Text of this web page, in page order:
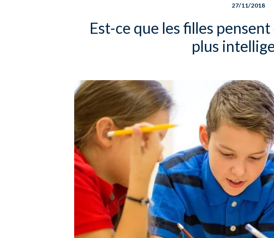
27/11/2018
Est-ce que les filles
plus